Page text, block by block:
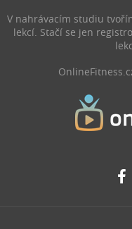
V nahrávacím studiu
lekcí. Stačí se jen